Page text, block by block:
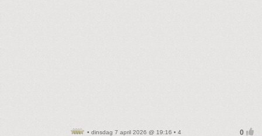
• dinsdag 7 april 2026 @ 19:16 • 4